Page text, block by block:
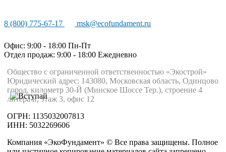
8 (800) 775-67-17 msk@ecofundament.ru
Офис: 9:00 - 18:00 Пн-Пт
Отдел продаж: 9:00 - 18:00 Ежедневно
Общество с ограниченной ответственностью «Экострой»
Юридический адрес: 143080, Московская область, Одинцово
город, километр 30-Й (Минское Шоссе Тер.), строение 4
литера и, этаж 3, офис 12
ОГРН: 1135032007813
ИНН: 5032269606
Компания «ЭкоФундамент» © Все права защищены. Полное